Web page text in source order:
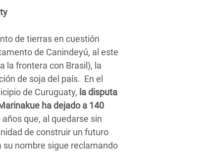
de tierras en cuestión
de Canindeyú, al este
la frontera con Brasil), la
de soja del país. En el
de Curuguaty, la disputa
ha dejado a 140
que, al quedarse sin
de construir un futuro
nombre sigue reclamando